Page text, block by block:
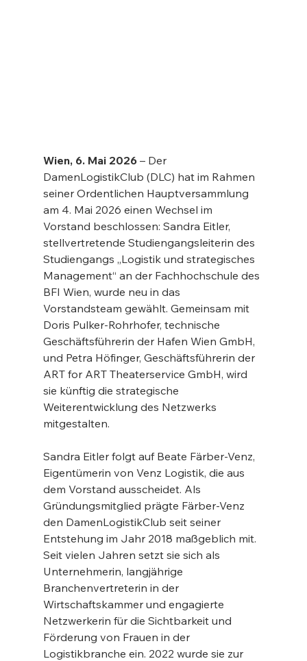
Wien, 6. Mai 2026 – Der
DamenLogistikClub (DLC) hat im Rahmen
seiner Ordentlichen Hauptversammlung
am 4. Mai 2026 einen Wechsel im
Vorstand beschlossen: Sandra Eitler,
stellvertretende Studiengangsleiterin des
Studiengangs „Logistik und strategisches
Management“ an der Fachhochschule des
BFI Wien, wurde neu in das
Vorstandsteam gewählt. Gemeinsam mit
Doris Pulker-Rohrhofer, technische
Geschäftsführerin der Hafen Wien GmbH,
und Petra Höfinger, Geschäftsführerin der
ART for ART Theaterservice GmbH, wird
sie künftig die strategische
Weiterentwicklung des Netzwerks
mitgestalten.
Sandra Eitler folgt auf Beate Färber-Venz,
Eigentümerin von Venz Logistik, die aus
dem Vorstand ausscheidet. Als
Gründungsmitglied prägte Färber-Venz
den DamenLogistikClub seit seiner
Entstehung im Jahr 2018 maßgeblich mit.
Seit vielen Jahren setzt sie sich als
Unternehmerin, langjährige
Branchenvertreterin in der
Wirtschaftskammer und engagierte
Netzwerkerin für die Sichtbarkeit und
Förderung von Frauen in der
Logistikbranche ein. 2022 wurde sie zur